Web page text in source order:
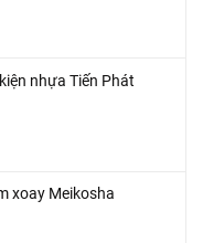
nhựa Tiến Phát
xoay Meikosha